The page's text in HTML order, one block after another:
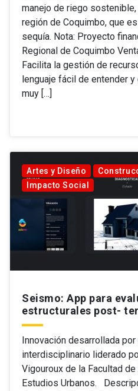
manejo de riego
región de Coquimbo, que
sequía. Nota: Proyecto
Regional de Coquimbo
Facilita la gestión de
lenguaje fácil de entender
muy […]
Artes y Diseño
Impacto Social
Seismo: App para
estructurales post-
Innovación desarrollada
interdisciplinario liderado
Vigouroux de la Facultad
Estudios Urbanos.